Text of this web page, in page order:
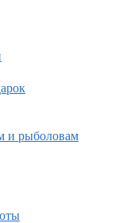
и рыболовам